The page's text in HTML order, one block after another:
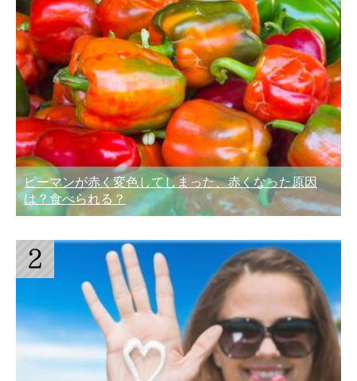
ピーマンが赤く変色してしまった、赤くなった原因
は？食べられる？